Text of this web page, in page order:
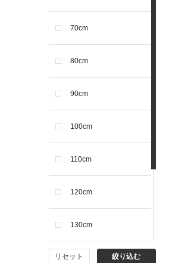
70cm
80cm
90cm
100cm
110cm
120cm
130cm
140cm
リセット 絞り込む